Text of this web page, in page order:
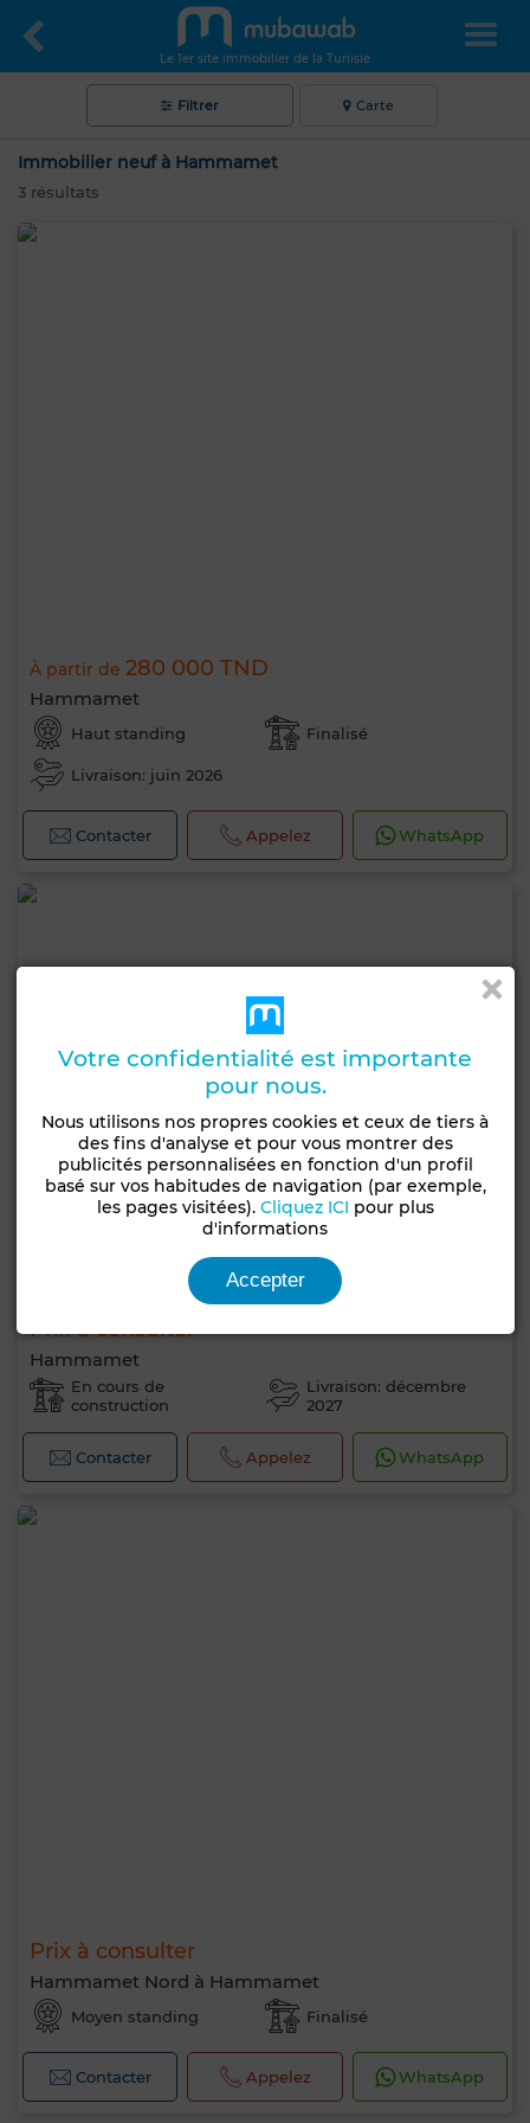
Le 1er site immobilier de la Tunisie
Filtrer Carte
Immobilier neuf à Hammamet
3 résultats
À partir de 280 000 TND
Hammamet
Haut standing Finalisé
Livraison: juin 2026
Contacter Appelez WhatsApp
Prix à consulter
Hammamet
En cours de
construction
Livraison: décembre
2027
Contacter Appelez WhatsApp
Prix à consulter
Hammamet Nord à Hammamet
Moyen standing Finalisé
Contacter Appelez WhatsApp
Votre confidentialité est importante
pour nous.
Nous utilisons nos propres cookies et ceux de tiers à
des fins d'analyse et pour vous montrer des
publicités personnalisées en fonction d'un profil
basé sur vos habitudes de navigation (par exemple,
les pages visitées). Cliquez ICI pour plus
d'informations
Accepter